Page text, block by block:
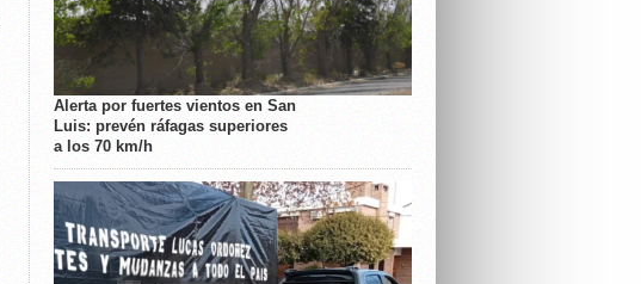
Alerta por fuertes vientos en San
Luis: prevén ráfagas superiores
a los 70 km/h